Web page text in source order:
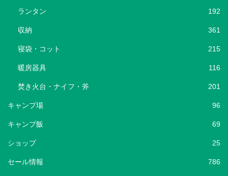
ランタン 192
収納 361
寝袋・コット 215
暖房器具 116
焚き火台・ナイフ・斧 201
キャンプ場 96
キャンプ飯 69
ショップ 25
セール情報 786